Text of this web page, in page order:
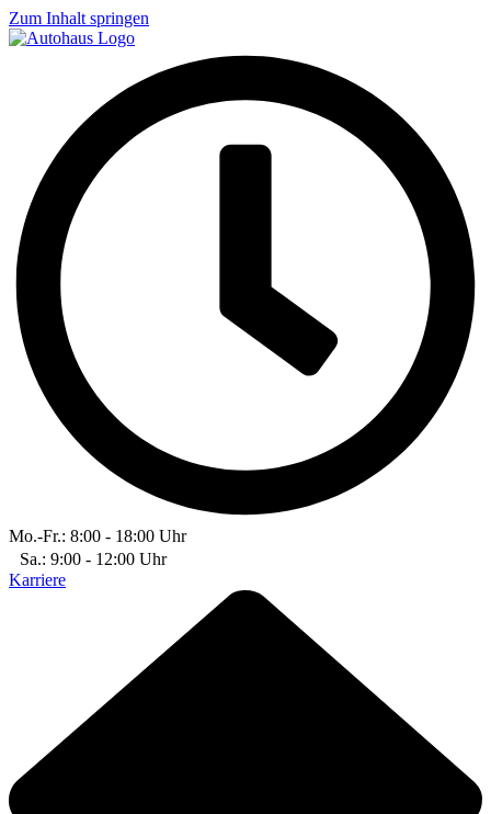
Zum Inhalt springen
Mo.-Fr.: 8:00 - 18:00 Uhr
Sa.: 9:00 - 12:00 Uhr
Karriere